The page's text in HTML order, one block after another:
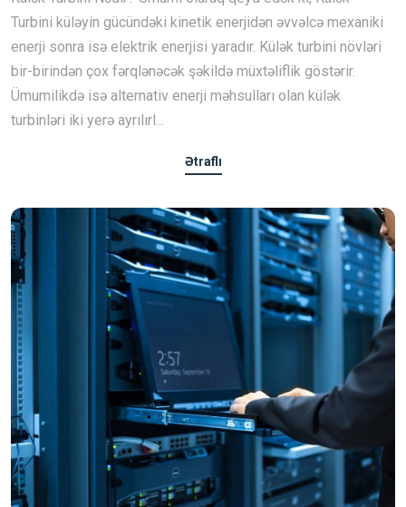
Turbini küləyin gücündəki kinetik enerjidən əvvəlcə mexaniki
enerji sonra isə elektrik enerjisi yaradır. Külək turbini növləri
bir-birindən çox fərqlənəcək şəkildə müxtəliflik göstərir.
Ümumilikdə isə alternativ enerji məhsulları olan külək
turbinləri iki yerə ayrılırl...
Ətraflı